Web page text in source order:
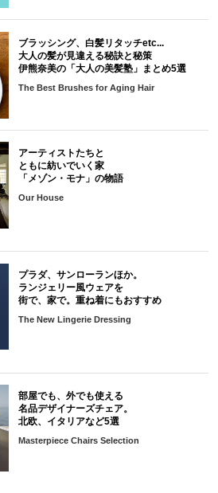
ブラッシング、白髪リタッチetc...
大人の髪が見違える秘訣と秘策
伊熊奈美の「大人の美髪塾」まとめ5選
The Best Brushes for Aging Hair
アーティストたちと
ともに紡いでいく家
「メゾン・モナ」の物語
Our House
プラダ、サンローランほか。
ランジェリー風ウェアを
街で、家で。重ね着にもおすすめ
The New Lingerie Dressing
部屋でも、外でも使える
名品デザイナーズチェア。
北欧、イタリアなど5選
Masterpiece Chairs Selection